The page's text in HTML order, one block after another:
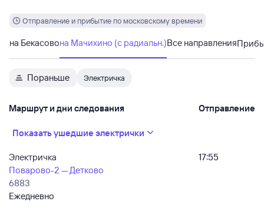
Отправление и прибытие по московскому времени
на Бекасовона Мачихино (с радиальн.)Все направления
Пораньше Электричка
Маршрут и дни следования Отправление
Показать ушедшие электрички
Электричка
Поварово-2 — Детково
6883
Ежедневно
17:55